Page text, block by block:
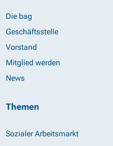
Die bag
Geschäftsstelle
Vorstand
Mitglied werden
News
Themen
Sozialer Arbeitsmarkt